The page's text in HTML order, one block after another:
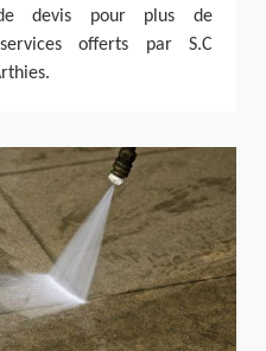
devis pour plus de
offerts par S.C